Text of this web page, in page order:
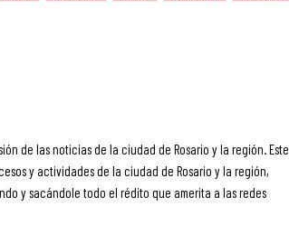
de las noticias de la ciudad de Rosario y la región. Este
y actividades de la ciudad de Rosario y la región,
y sacándole todo el rédito que amerita a las redes